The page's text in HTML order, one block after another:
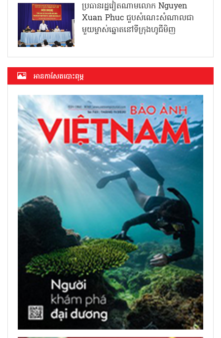
ប្រធានរដ្ឋវៀតណាមលោក Nguyen
Xuan Phuc ជួបសំណេះសំណាលជា
មួយម្ចាស់ឆ្នោតនៅទីក្រុងហូជីមិញ
អាន​កាសែត​បោះពុម្ភ